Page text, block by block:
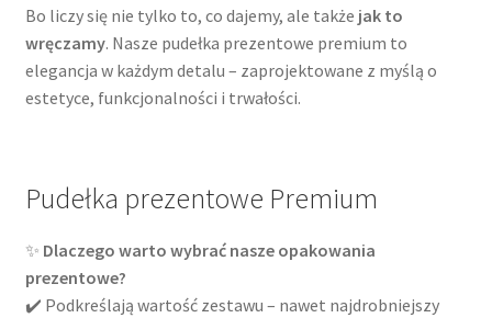
Data Access Request
Frequently Asked Questions
Homepage
Homepage
Kontakt
Bo liczy się nie tylko to, co dajemy, ale także jak to
wręczamy. Nasze pudełka prezentowe premium to
elegancja w każdym detalu – zaprojektowane z myślą o
estetyce, funkcjonalności i trwałości.
Pudełka prezentowe Premium
✨ Dlaczego warto wybrać nasze opakowania
prezentowe?
✔️ Podkreślają wartość zestawu – nawet najdrobniejszy